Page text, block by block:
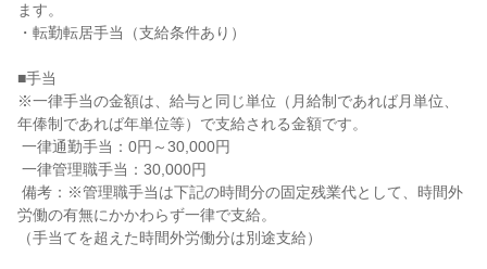
ます。
・転勤転居手当（支給条件あり）
■手当
※一律手当の金額は、給与と同じ単位（月給制であれば月単位、
年俸制であれば年単位等）で支給される金額です。
労働の有無にかかわらず一律で支給。
（手当てを超えた時間外労働分は別途支給）